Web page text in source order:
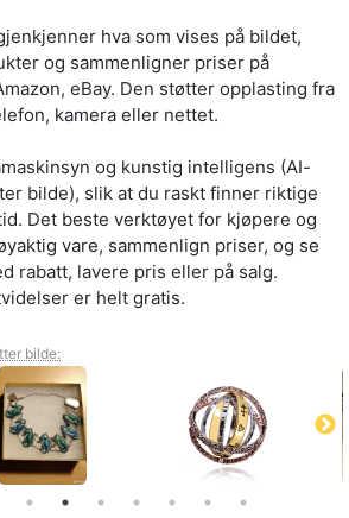
hva som vises på bildet,
og sammenligner priser på
eBay. Den støtter opplasting fra
kamera eller nettet.
og kunstig intelligens (AI-
bilde), slik at du raskt finner riktige
Det beste verktøyet for kjøpere og
vare, sammenlign priser, og se
rabatt, lavere pris eller på salg.
er helt gratis.
bilde: